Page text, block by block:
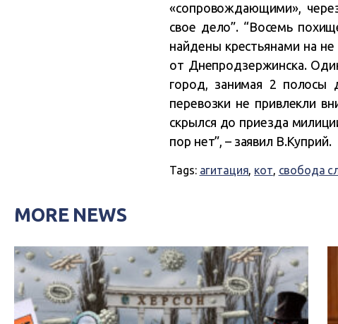
«сопровождающими»,
свое дело”. “Восемь
найдены крестьянами на
от Днепродзержинска.
город, занимая 2 полосы
перевозки не привлекли
скрылся до приезда
пор нет”, – заявил В.Куприй.
Tags: агитация, кот, свобода
MORE NEWS